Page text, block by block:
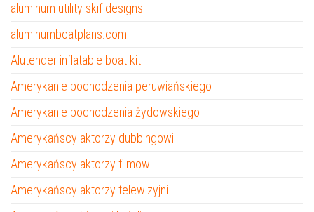
aluminum utility skif designs
aluminumboatplans.com
Alutender inflatable boat kit
Amerykanie pochodzenia peruwiańskiego
Amerykanie pochodzenia żydowskiego
Amerykańscy aktorzy dubbingowi
Amerykańscy aktorzy filmowi
Amerykańscy aktorzy telewizyjni